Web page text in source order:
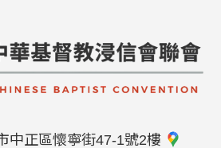
中正區懷寧街47-1號2樓